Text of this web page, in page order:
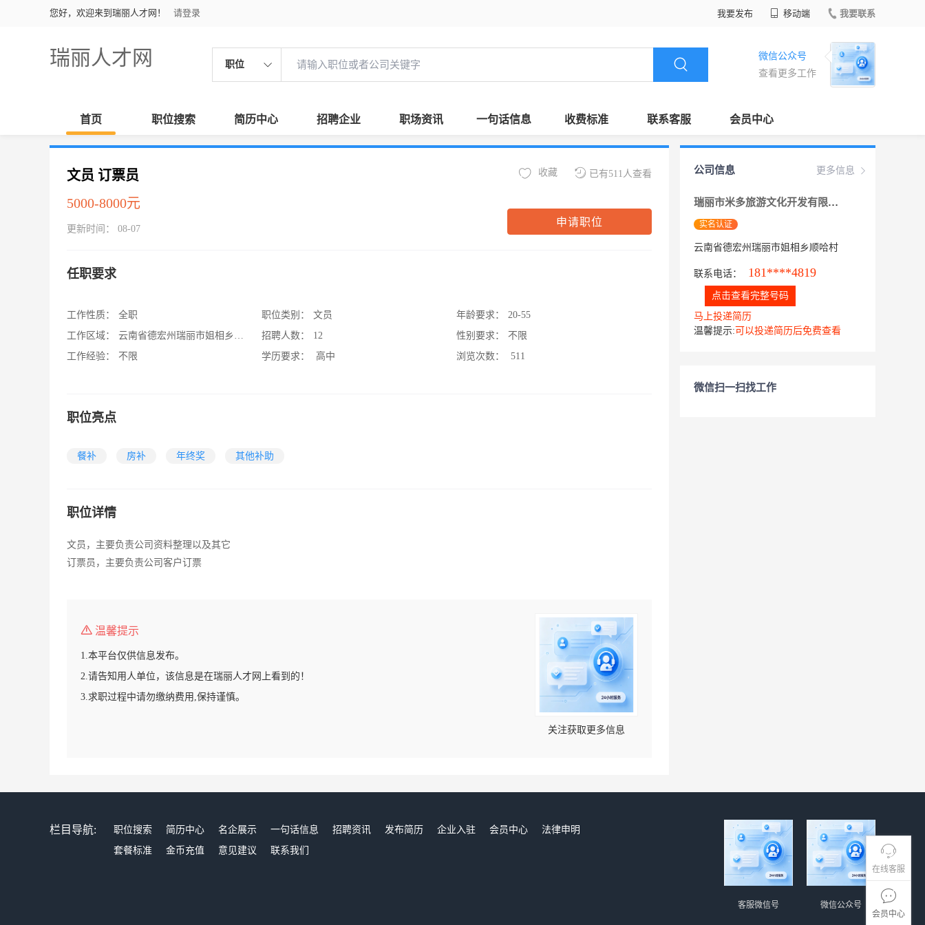
您好，欢迎来到瑞丽人才网！ 请登录 我要发布 移动端 我要联系
瑞丽人才网 职位
微信公众号
查看更多工作
首页 职位搜索 简历中心 招聘企业 职场资讯 一句话信息 收费标准 联系客服 会员中心
在线客服
会员中心
文员 订票员
5000-8000元
更新时间： 08-07
已有511人查看
收藏
申请职位
任职要求
工作性质：
全职
工作区域：
云南省德宏州瑞丽市姐相乡顺哈村
工作经验：
不限
职位类别：
文员
招聘人数：
12
学历要求：
高中
年龄要求：
20-55
性别要求：
不限
浏览次数：
511
职位亮点
餐补 房补 年终奖 其他补助
职位详情
文员，主要负责公司资料整理以及其它
订票员，主要负责公司客户订票
温馨提示
1.本平台仅供信息发布。
2.请告知用人单位，该信息是在瑞丽人才网上看到的！
3.求职过程中请勿缴纳费用,保持谨慎。
关注获取更多信息
更多信息
公司信息
瑞丽市米多旅游文化开发有限公司
实名认证
云南省德宏州瑞丽市姐相乡顺哈村
联系电话： 181****4819
点击查看完整号码
马上投递简历
温馨提示: 可以投递简历后免费查看
微信扫一扫找工作
栏目导航: 职位搜索 简历中心 名企展示 一句话信息 招聘资讯 发布简历 企业入驻 会员中心
法律申明
套餐标准
金币充值 意见建议 联系我们
微信公众号
客服微信号